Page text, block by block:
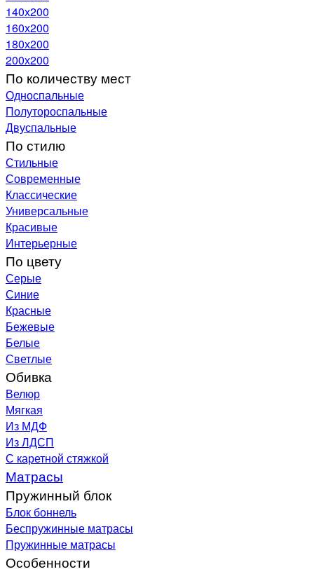
140х200
160х200
180х200
200х200
По количеству мест
Односпальные
Полутороспальные
Двуспальные
По стилю
Стильные
Современные
Классические
Универсальные
Красивые
Интерьерные
По цвету
Серые
Синие
Красные
Бежевые
Белые
Светлые
Обивка
Велюр
Мягкая
Из МДФ
Из ЛДСП
С каретной стяжкой
Матрасы
Пружинный блок
Блок боннель
Беспружинные матрасы
Пружинные матрасы
Особенности